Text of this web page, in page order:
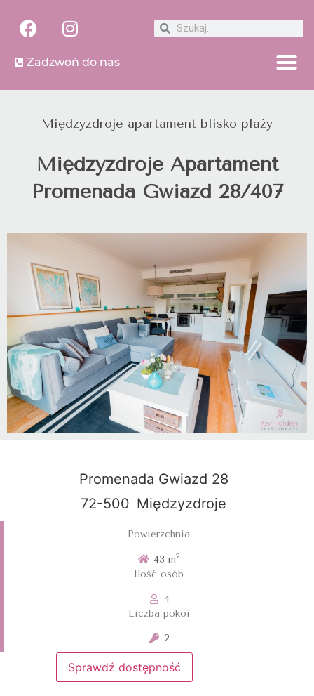
Zadzwoń do nas
Międzyzdroje apartament blisko plaży
Międzyzdroje Apartament
Promenada Gwiazd 28/407
Promenada Gwiazd 28
72-500 Międzyzdroje
Powierzchnia
43 m2
Ilość osób
4
Liczba pokoi
2
Sprawdź dostępność